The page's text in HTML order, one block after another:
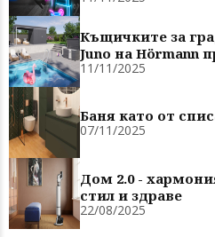
Къщичките за
Juno на Hörmann
11/11/2025
Баня като от
07/11/2025
Дом 2.0 -
стил и здраве
22/08/2025